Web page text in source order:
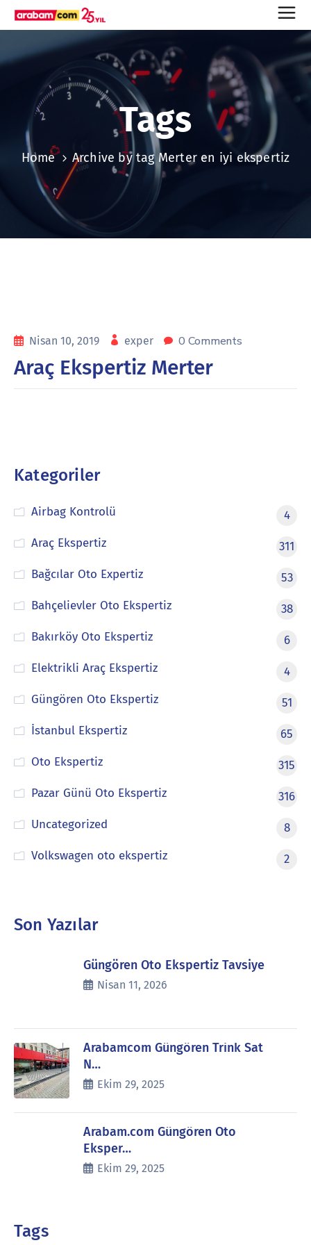
Tags
Home Archive by tag Merter en iyi ekspertiz
Nisan 10, 2019 exper 0 Comments
Araç Ekspertiz Merter
Kategoriler
Airbag Kontrolü
4
Araç Ekspertiz
311
Bağcılar Oto Expertiz
53
Bahçelievler Oto Ekspertiz
38
Bakırköy Oto Ekspertiz
6
Elektrikli Araç Ekspertiz
4
Güngören Oto Ekspertiz
51
İstanbul Ekspertiz
65
Oto Ekspertiz
315
Pazar Günü Oto Ekspertiz
316
Uncategorized
8
Volkswagen oto ekspertiz
2
Son Yazılar
Güngören Oto Ekspertiz Tavsiye
Nisan 11, 2026
Arabamcom Güngören Trink Sat
N…
Ekim 29, 2025
Arabam.com Güngören Oto
Eksper…
Ekim 29, 2025
Tags